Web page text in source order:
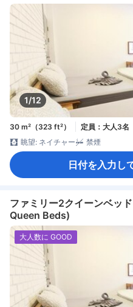
1/12
30 m²（323 ft²） 定員：大人3名
眺望: ネイチャー
禁煙
日付を入力し
ファミリー2クイーンベッ
Queen Beds)
大人数に GOOD